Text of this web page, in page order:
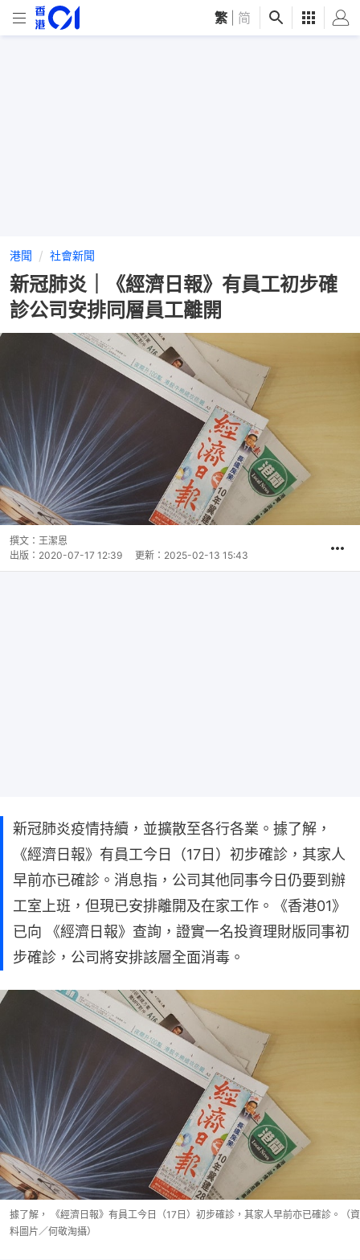
繁 简
港聞 社會新聞
新冠肺炎｜《經濟日報》有員工初步確
診公司安排同層員工離開
撰文： 王潔恩
出版： 2020-07-17 12:39 更新： 2025-02-13 15:43
新冠肺炎疫情持續，並擴散至各行各業。據了解，
《經濟日報》有員工今日（17日）初步確診，其家人
早前亦已確診。消息指，公司其他同事今日仍要到辦
工室上班，但現已安排離開及在家工作。《香港01》
已向 《經濟日報》查詢，證實一名投資理財版同事初
步確診，公司將安排該層全面消毒。
據了解， 《經濟日報》有員工今日（17日）初步確診，其家人早前亦已確診。（資
料圖片／何敬淘攝）